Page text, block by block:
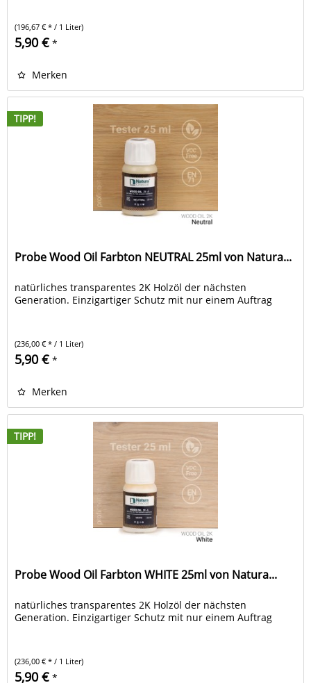
(196,67 € * / 1 Liter)
5,90 € *
Merken
TIPP!
Probe Wood Oil Farbton NEUTRAL 25ml von Natura...
natürliches transparentes 2K Holzöl der nächsten
Generation. Einzigartiger Schutz mit nur einem Auftrag
(236,00 € * / 1 Liter)
5,90 € *
Merken
TIPP!
Probe Wood Oil Farbton WHITE 25ml von Natura...
natürliches transparentes 2K Holzöl der nächsten
Generation. Einzigartiger Schutz mit nur einem Auftrag
(236,00 € * / 1 Liter)
5,90 € *